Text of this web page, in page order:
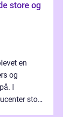
store og
en
og
I
stort,